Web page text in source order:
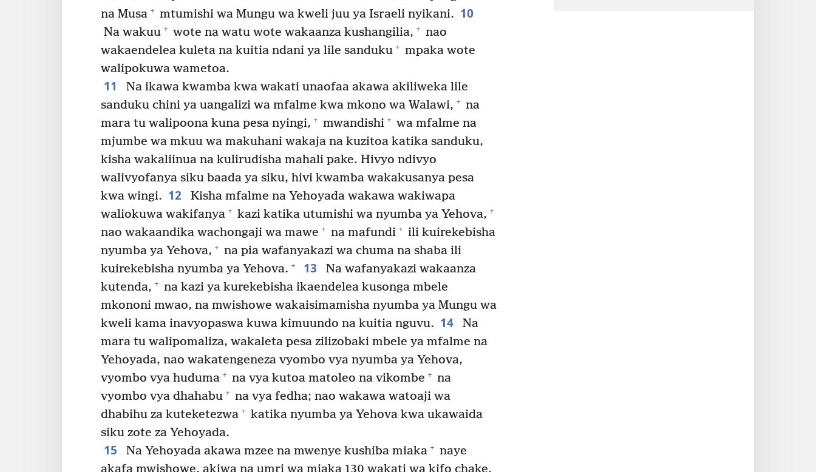
na Musa + mtumishi wa Mungu wa kweli juu ya Israeli nyikani. 10
Na wakuu + wote na watu wote wakaanza kushangilia, + nao
wakaendelea kuleta na kuitia ndani ya lile sanduku + mpaka wote
walipokuwa wametoa.
11
Na ikawa kwamba kwa wakati unaofaa akawa akiliweka lile
sanduku chini ya uangalizi wa mfalme kwa mkono wa Walawi, + na
mara tu walipoona kuna pesa nyingi, + mwandishi + wa mfalme na
mjumbe wa mkuu wa makuhani wakaja na kuzitoa katika sanduku,
kisha wakaliinua na kulirudisha mahali pake. Hivyo ndivyo
walivyofanya siku baada ya siku, hivi kwamba wakakusanya pesa
kwa wingi. 12
Kisha mfalme na Yehoyada wakawa wakiwapa
waliokuwa wakifanya + kazi katika utumishi wa nyumba ya Yehova, +
nao wakaandika wachongaji wa mawe + na mafundi + ili kuirekebisha
nyumba ya Yehova, + na pia wafanyakazi wa chuma na shaba ili
kuirekebisha nyumba ya Yehova. + 13
Na wafanyakazi wakaanza
kutenda, + na kazi ya kurekebisha ikaendelea kusonga mbele
mkononi mwao, na mwishowe wakaisimamisha nyumba ya Mungu wa
kweli kama inavyopaswa kuwa kimuundo na kuitia nguvu. 14
Na
mara tu walipomaliza, wakaleta pesa zilizobaki mbele ya mfalme na
Yehoyada, nao wakatengeneza vyombo vya nyumba ya Yehova,
vyombo vya huduma + na vya kutoa matoleo na vikombe + na
vyombo vya dhahabu + na vya fedha; nao wakawa watoaji wa
dhabihu za kuteketezwa + katika nyumba ya Yehova kwa ukawaida
siku zote za Yehoyada.
15 Na Yehoyada akawa mzee na mwenye kushiba miaka + naye
akafa mwishowe, akiwa na umri wa miaka 130 wakati wa kifo chake.